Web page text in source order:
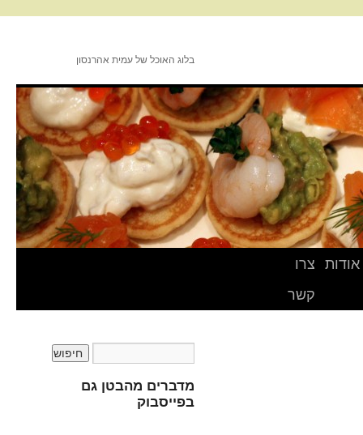
בלוג האוכל של עמית אהרנסון
אודות
צרו
קשר
מדברים מהבטן גם
בפייסבוק